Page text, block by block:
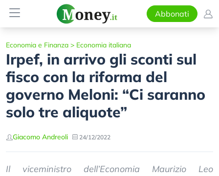
Abbonati
Economia e Finanza > Economia italiana
Irpef, in arrivo gli sconti sul
fisco con la riforma del
governo Meloni: “Ci saranno
solo tre aliquote”
Giacomo Andreoli 24/12/2022
Il viceministro dell’Economia Maurizio Leo